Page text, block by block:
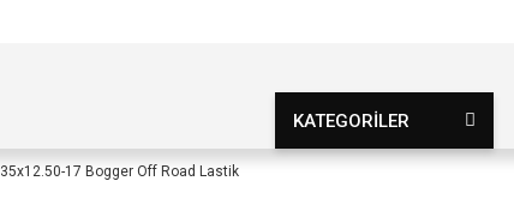
KATEGORİLER
35x12.50-17 Bogger Off Road Lastik